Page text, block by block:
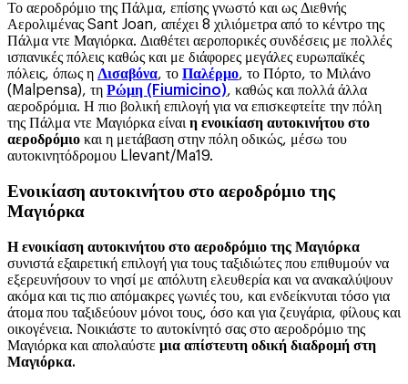
Το αεροδρόμιο της Πάλμα, επίσης γνωστό και ως Διεθνής
Αερολιμένας Sant Joan, απέχει 8 χιλιόμετρα από το κέντρο της
Πάλμα ντε Μαγιόρκα. Διαθέτει αεροπορικές συνδέσεις με πολλές
ισπανικές πόλεις καθώς και με διάφορες μεγάλες ευρωπαϊκές
πόλεις, όπως η Λισαβόνα, το Παλέρμο, το Πόρτο, το Μιλάνο
(Malpensa), τη Ρώμη (Fiumicino), καθώς και πολλά άλλα
αεροδρόμια. Η πιο βολική επιλογή για να επισκεφτείτε την πόλη
της Πάλμα ντε Μαγιόρκα είναιη ενοικίαση αυτοκινήτου στο
αεροδρόμιο και η μετάβαση στην πόλη οδικώς, μέσω του
αυτοκινητόδρομου Llevant/Ma19.
Ενοικίαση αυτοκινήτου στο αεροδρόμιο της
Μαγιόρκα
Η ενοικίαση αυτοκινήτου στο αεροδρόμιο της Μαγιόρκα
συνιστά εξαιρετική επιλογή για τους ταξιδιώτες που επιθυμούν να
εξερευνήσουν το νησί με απόλυτη ελευθερία και να ανακαλύψουν
ακόμα και τις πιο απόμακρες γωνιές του, και ενδείκνυται τόσο για
άτομα που ταξιδεύουν μόνοι τους, όσο και για ζευγάρια, φίλους και
οικογένεια. Νοικιάστε το αυτοκίνητό σας στο αεροδρόμιο της
Μαγιόρκα και απολαύστε μια απίστευτη οδική διαδρομή στη
Μαγιόρκα.